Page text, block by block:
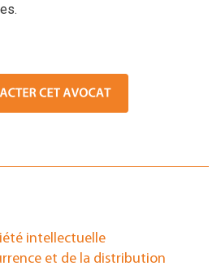
intellectuelle
et de la distribution